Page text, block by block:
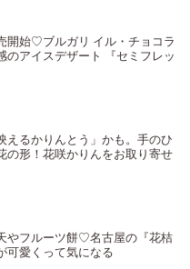
開始♡ブルガリ イル・チョコラ
のアイスデザート 『セミフレッ
えるかりんとう」かも。手のひ
の形！花咲かりんをお取り寄せ
やフルーツ餅♡名古屋の『花桔
可愛くって気になる